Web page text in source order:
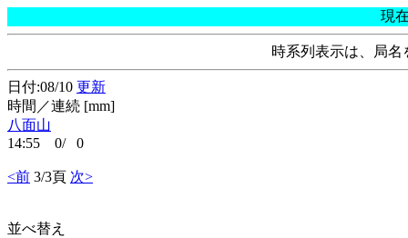
現
時系列表示は、局
日付:08/10 更新
時間／連続 [mm]
八面山
14:55 0/ 0
<前 3/3頁 次>
並べ替え